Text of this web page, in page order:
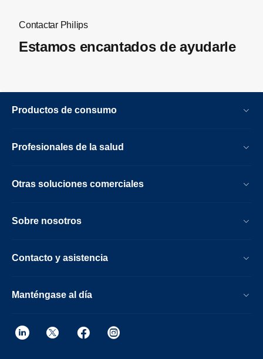
Contactar Philips
Estamos encantados de ayudarle
Productos de consumo
Profesionales de la salud
Otras soluciones comerciales
Sobre nosotros
Contacto y asistencia
Manténgase al día